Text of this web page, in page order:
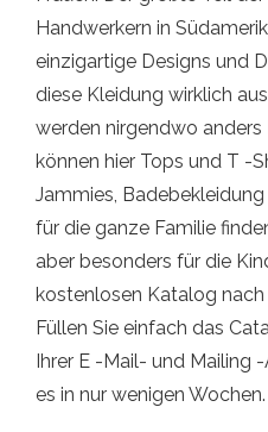
Handwerkern in
einzigartige Designs und
diese Kleidung wirklich
werden nirgendwo anders
können hier Tops und T -
Jammies,
für die ganze Familie
aber besonders für die
kostenlosen Katalog nach
Füllen Sie einfach das
Ihrer E -Mail- und Mailing
es in nur wenigen Wochen.